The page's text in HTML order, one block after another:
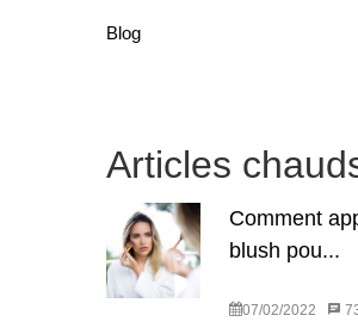
Blog
Articles
Comment
blush pou...
07/02/2022